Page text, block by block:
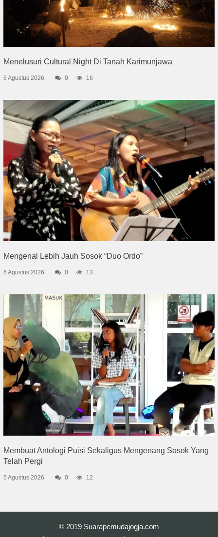
Menelusuri Cultural Night Di Tanah Karimunjawa
6 Agustus 2026 0 16
Mengenal Lebih Jauh Sosok “Duo Ordo”
6 Agustus 2026 0 13
Membuat Antologi Puisi Sekaligus Mengenang Sosok Yang
Telah Pergi
5 Agustus 2026 0 12
© 2019 Suarapemudajogja.com